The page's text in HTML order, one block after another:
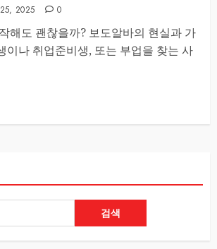
2025 0
해도 괜찮을까? 보도알바의 현실과 가
이나 취업준비생, 또는 부업을 찾는 사
검색